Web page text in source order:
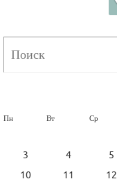
Пн Вт Ср
3
4 5
10
11 12